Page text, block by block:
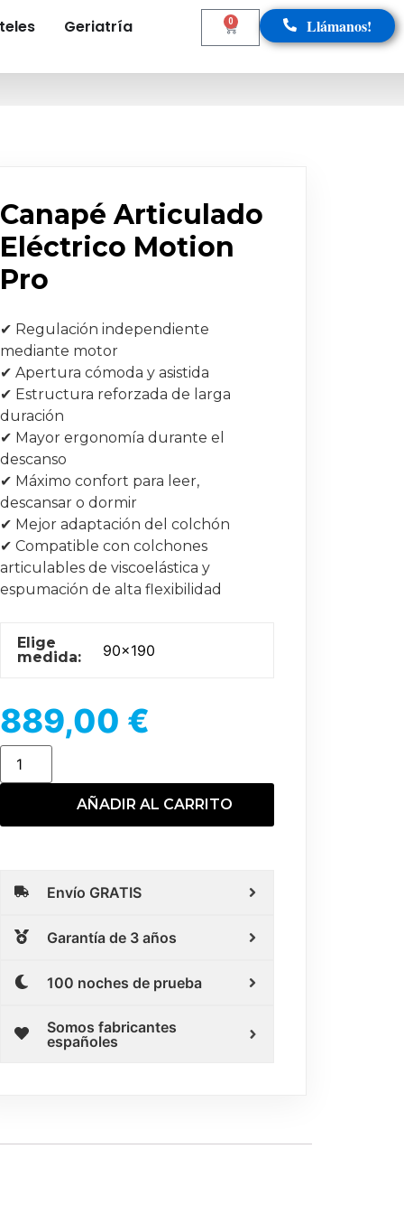
Geriatría 0 Llámanos!
Canapé Articulado
Eléctrico Motion
Pro
✔ Regulación independiente
mediante motor
✔ Apertura cómoda y asistida
✔ Estructura reforzada de larga
duración
✔ Mayor ergonomía durante el
descanso
✔ Máximo confort para leer,
descansar o dormir
✔ Mejor adaptación del colchón
✔ Compatible con colchones
articulables de viscoelástica y
espumación de alta flexibilidad
Elige
medida:
889,00 €
AÑADIR AL CARRITO
Envío GRATIS
Garantía de 3 años
100 noches de prueba
Somos fabricantes
españoles